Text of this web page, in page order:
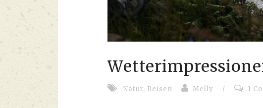
Natur, Reisen Melly / 1